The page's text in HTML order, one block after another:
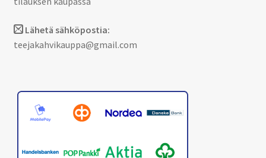
Lähetä sähköpostia:
teejakahvikauppa@gmail.com